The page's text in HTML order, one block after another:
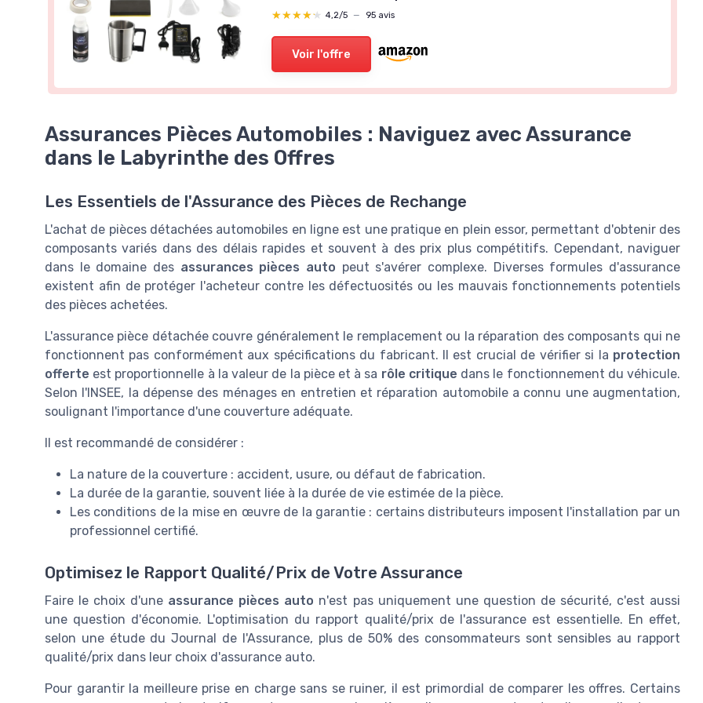
★★★★★
★★★★★ 4,2/5 — 95 avis
Voir l'offre
Assurances Pièces Automobiles : Naviguez avec Assurance
dans le Labyrinthe des Offres
Les Essentiels de l'Assurance des Pièces de Rechange
L'achat de pièces détachées automobiles en ligne est une pratique en plein essor, permettant d'obtenir des
composants variés dans des délais rapides et souvent à des prix plus compétitifs. Cependant, naviguer
dans le domaine des assurances pièces auto peut s'avérer complexe. Diverses formules d'assurance
existent afin de protéger l'acheteur contre les défectuosités ou les mauvais fonctionnements potentiels
des pièces achetées.
L'assurance pièce détachée couvre généralement le remplacement ou la réparation des composants qui ne
fonctionnent pas conformément aux spécifications du fabricant. Il est crucial de vérifier si la protection
offerte est proportionnelle à la valeur de la pièce et à sa rôle critique dans le fonctionnement du véhicule.
Selon l'INSEE, la dépense des ménages en entretien et réparation automobile a connu une augmentation,
soulignant l'importance d'une couverture adéquate.
Il est recommandé de considérer :
La nature de la couverture : accident, usure, ou défaut de fabrication.
La durée de la garantie, souvent liée à la durée de vie estimée de la pièce.
Les conditions de la mise en œuvre de la garantie : certains distributeurs imposent l'installation par un
professionnel certifié.
Optimisez le Rapport Qualité/Prix de Votre Assurance
Faire le choix d'une assurance pièces auto n'est pas uniquement une question de sécurité, c'est aussi
une question d'économie. L'optimisation du rapport qualité/prix de l'assurance est essentielle. En effet,
selon une étude du Journal de l'Assurance, plus de 50% des consommateurs sont sensibles au rapport
qualité/prix dans leur choix d'assurance auto.
Pour garantir la meilleure prise en charge sans se ruiner, il est primordial de comparer les offres. Certains
★★★★★
★★★★★ 4,4/5 — 31 avis
Voir l'offre